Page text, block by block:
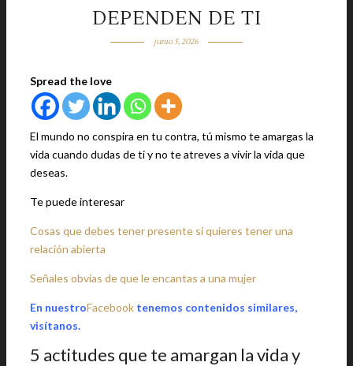
DEPENDEN DE TI
junio 5, 2026
Spread the love
El mundo no conspira en tu contra, tú mismo te amargas la
vida cuando dudas de ti y no te atreves a vivir la vida que
deseas.
Te puede interesar
Cosas que debes tener presente si quieres tener una
relación abierta
Señales obvias de que le encantas a una mujer
En nuestroFacebook tenemos contenidos similares,
visítanos.
5 actitudes que te amargan la vida y